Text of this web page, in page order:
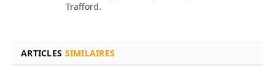
Trafford.
ARTICLES SIMILAIRES